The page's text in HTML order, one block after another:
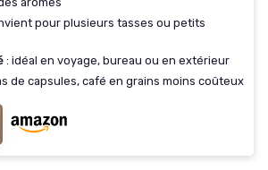
pour plusieurs tasses ou petits
: idéal en voyage, bureau ou en extérieur
de capsules, café en grains moins coûteux